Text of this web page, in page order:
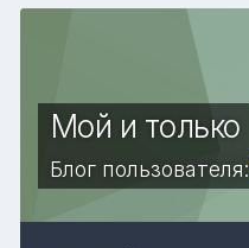
Мой и только
Блог пользователя: